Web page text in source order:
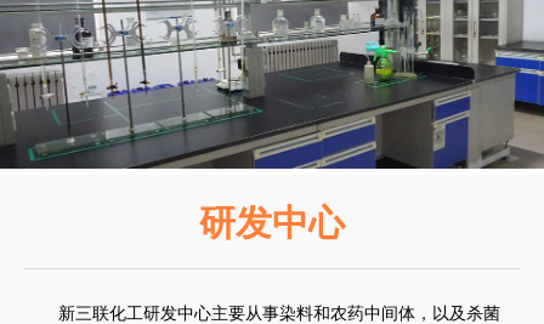
研发中心
新三联化工研发中心主要从事染料和农药中间体，以及杀菌